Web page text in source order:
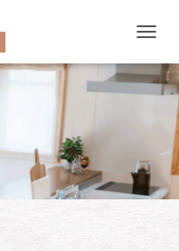
ビ
ゲ
ー
を
切
り